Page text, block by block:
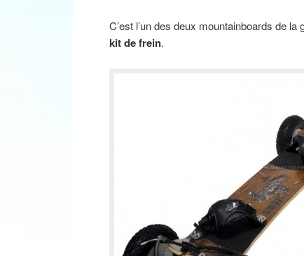
C’est l’un des deux mountainboards de
kit de frein.